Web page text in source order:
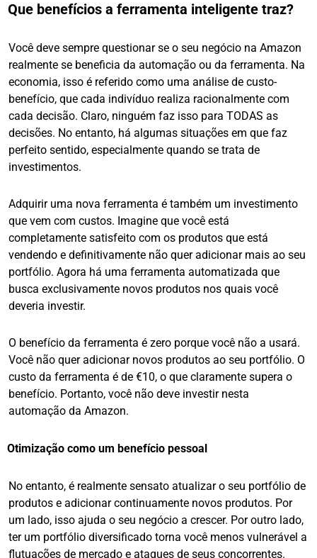
Que benefícios a ferramenta inteligente traz?
Você deve sempre questionar se o seu negócio na Amazon
realmente se beneficia da automação ou da ferramenta. Na
economia, isso é referido como uma análise de custo-
benefício, que cada indivíduo realiza racionalmente com
cada decisão. Claro, ninguém faz isso para TODAS as
decisões. No entanto, há algumas situações em que faz
perfeito sentido, especialmente quando se trata de
investimentos.
Adquirir uma nova ferramenta é também um investimento
que vem com custos. Imagine que você está
completamente satisfeito com os produtos que está
vendendo e definitivamente não quer adicionar mais ao seu
portfólio. Agora há uma ferramenta automatizada que
busca exclusivamente novos produtos nos quais você
deveria investir.
O benefício da ferramenta é zero porque você não a usará.
Você não quer adicionar novos produtos ao seu portfólio. O
custo da ferramenta é de €10, o que claramente supera o
benefício. Portanto, você não deve investir nesta
automação da Amazon.
Otimização como um benefício pessoal
No entanto, é realmente sensato atualizar o seu portfólio de
produtos e adicionar continuamente novos produtos. Por
um lado, isso ajuda o seu negócio a crescer. Por outro lado,
ter um portfólio diversificado torna você menos vulnerável a
flutuações de mercado e ataques de seus concorrentes.